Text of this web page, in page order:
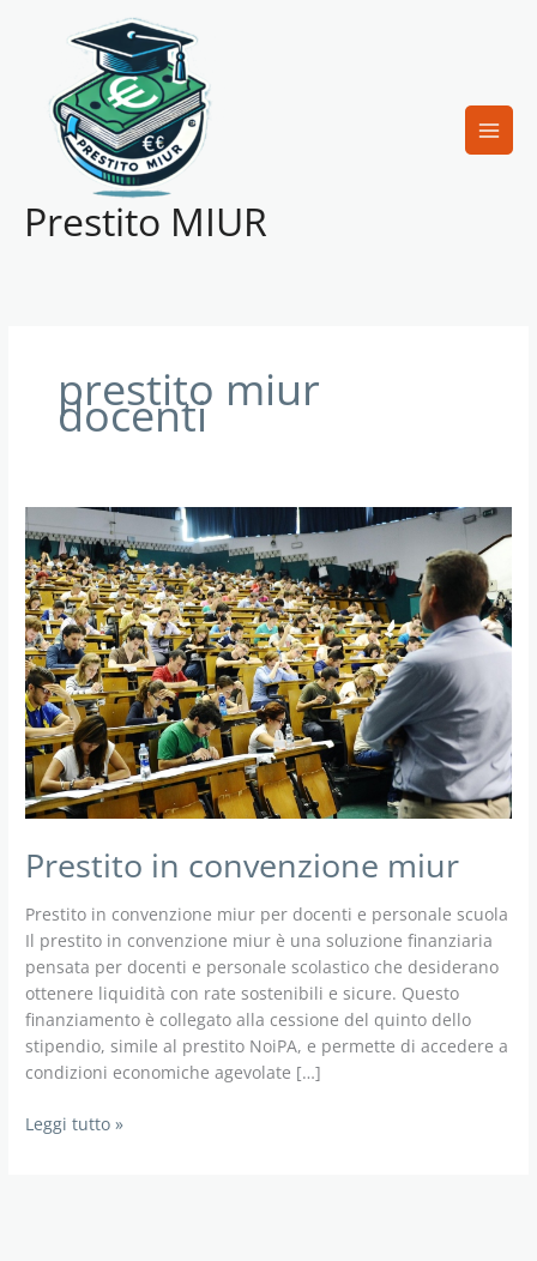
Prestito MIUR
prestito miur
docenti
Prestito in convenzione miur
Prestito in convenzione miur per docenti e personale scuola
Il prestito in convenzione miur è una soluzione finanziaria
pensata per docenti e personale scolastico che desiderano
ottenere liquidità con rate sostenibili e sicure. Questo
finanziamento è collegato alla cessione del quinto dello
stipendio, simile al prestito NoiPA, e permette di accedere a
condizioni economiche agevolate […]
Prestito
Leggi tutto »